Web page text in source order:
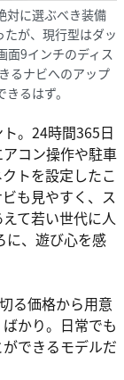
対に選ぶべき装備
が、現行型はダッ
面9インチのディス
るナビへのアップ
るはず。
。24時間365日
コン操作や駐車
トを設定したこ
も見やすく、ス
て若い世代に人
に、遊び心を感
る価格から用意
かり。日常でも
できるモデルだ